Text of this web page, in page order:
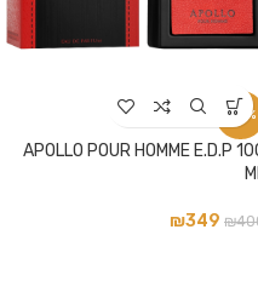
-13%
APOLLO POUR HOMME E.D.P
₪
₪349